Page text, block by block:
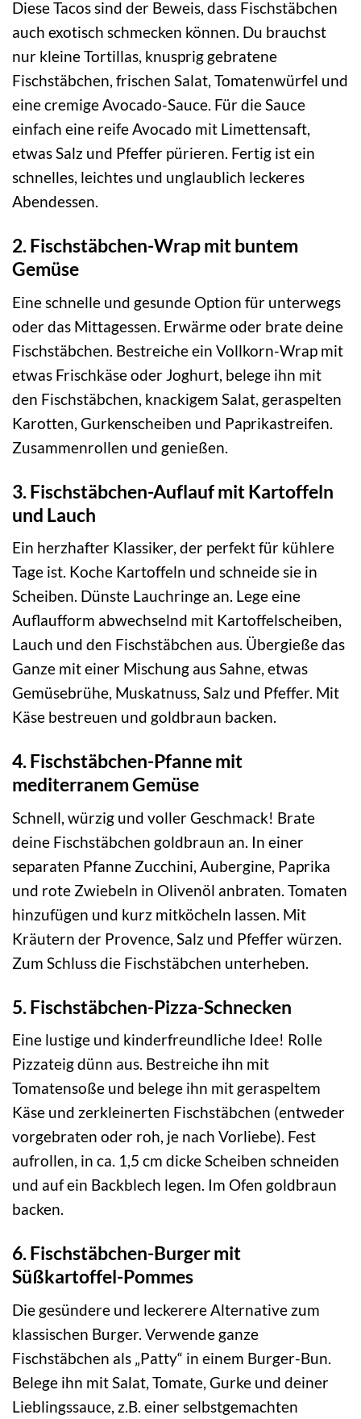
Diese Tacos sind der Beweis, dass Fischstäbchen
auch exotisch schmecken können. Du brauchst
nur kleine Tortillas, knusprig gebratene
Fischstäbchen, frischen Salat, Tomatenwürfel und
eine cremige Avocado-Sauce. Für die Sauce
einfach eine reife Avocado mit Limettensaft,
etwas Salz und Pfeffer pürieren. Fertig ist ein
schnelles, leichtes und unglaublich leckeres
Abendessen.
2. Fischstäbchen-Wrap mit buntem
Gemüse
Eine schnelle und gesunde Option für unterwegs
oder das Mittagessen. Erwärme oder brate deine
Fischstäbchen. Bestreiche ein Vollkorn-Wrap mit
etwas Frischkäse oder Joghurt, belege ihn mit
den Fischstäbchen, knackigem Salat, geraspelten
Karotten, Gurkenscheiben und Paprikastreifen.
Zusammenrollen und genießen.
3. Fischstäbchen-Auflauf mit Kartoffeln
und Lauch
Ein herzhafter Klassiker, der perfekt für kühlere
Tage ist. Koche Kartoffeln und schneide sie in
Scheiben. Dünste Lauchringe an. Lege eine
Auflaufform abwechselnd mit Kartoffelscheiben,
Lauch und den Fischstäbchen aus. Übergieße das
Ganze mit einer Mischung aus Sahne, etwas
Gemüsebrühe, Muskatnuss, Salz und Pfeffer. Mit
Käse bestreuen und goldbraun backen.
4. Fischstäbchen-Pfanne mit
mediterranem Gemüse
Schnell, würzig und voller Geschmack! Brate
deine Fischstäbchen goldbraun an. In einer
separaten Pfanne Zucchini, Aubergine, Paprika
und rote Zwiebeln in Olivenöl anbraten. Tomaten
hinzufügen und kurz mitköcheln lassen. Mit
Kräutern der Provence, Salz und Pfeffer würzen.
Zum Schluss die Fischstäbchen unterheben.
5. Fischstäbchen-Pizza-Schnecken
Eine lustige und kinderfreundliche Idee! Rolle
Pizzateig dünn aus. Bestreiche ihn mit
Tomatensoße und belege ihn mit geraspeltem
Käse und zerkleinerten Fischstäbchen (entweder
vorgebraten oder roh, je nach Vorliebe). Fest
aufrollen, in ca. 1,5 cm dicke Scheiben schneiden
und auf ein Backblech legen. Im Ofen goldbraun
backen.
6. Fischstäbchen-Burger mit
Süßkartoffel-Pommes
Die gesündere und leckerere Alternative zum
klassischen Burger. Verwende ganze
Fischstäbchen als „Patty“ in einem Burger-Bun.
Belege ihn mit Salat, Tomate, Gurke und deiner
Lieblingssauce, z.B. einer selbstgemachten